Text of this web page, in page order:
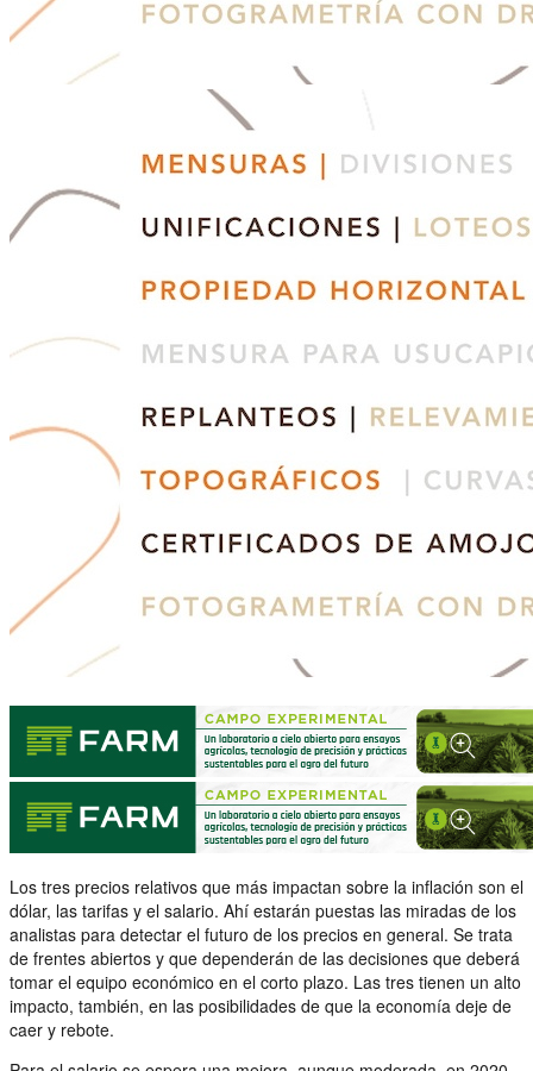
Los tres precios relativos que más impactan sobre la inflación son el
dólar, las tarifas y el salario. Ahí estarán puestas las miradas de los
analistas para detectar el futuro de los precios en general. Se trata
de frentes abiertos y que dependerán de las decisiones que deberá
tomar el equipo económico en el corto plazo. Las tres tienen un alto
impacto, también, en las posibilidades de que la economía deje de
caer y rebote.